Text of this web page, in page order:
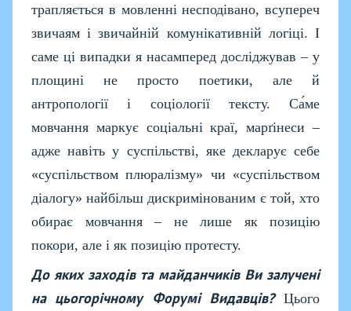
трапляється в мовленні несподівано, всупереч
звичаям і звичайній комунікативній логіці. І
саме ці випадки я насамперед досліджував – у
площині не просто поетики, але й
антропології і соціології тексту. Са́ме
мовчання маркує соціальні краї, марґінеси –
адже навіть у суспільстві, яке декларує себе
«суспільством плюралізму» чи «суспільством
діалогу» найбільш дискримінованим є той, хто
обирає мовчання – не лише як позицію
покори, але і як позицію протесту.
До яких заходів та майданчиків Ви залучені
на цьогорічному Форумі Видавців? Цього